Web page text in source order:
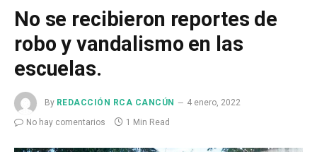
No se recibieron reportes de
robo y vandalismo en las
escuelas.
By REDACCIÓN RCA CANCÚN
4 enero, 2022
No hay comentarios
1 Min Read